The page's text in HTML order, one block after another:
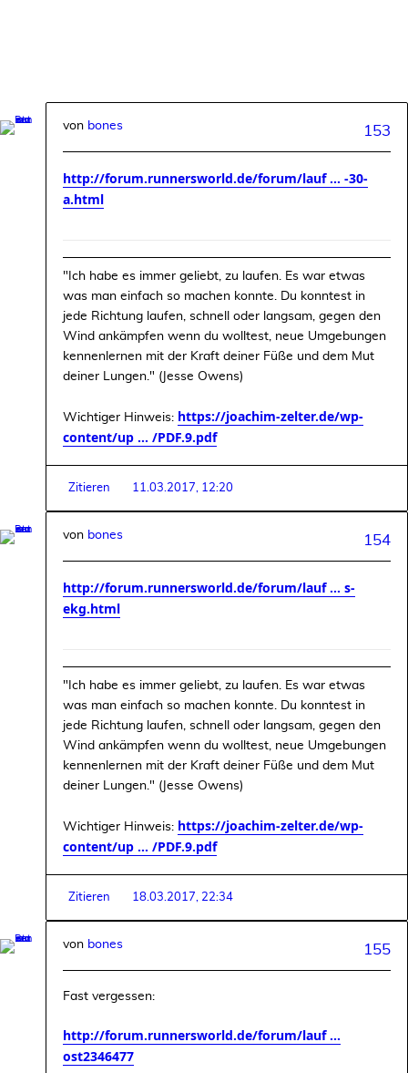
153
von bones
http://forum.runnersworld.de/forum/lauf ... -30-
a.html
"Ich habe es immer geliebt, zu laufen. Es war etwas
was man einfach so machen konnte. Du konntest in
jede Richtung laufen, schnell oder langsam, gegen den
Wind ankämpfen wenn du wolltest, neue Umgebungen
kennenlernen mit der Kraft deiner Füße und dem Mut
deiner Lungen." (Jesse Owens)
Wichtiger Hinweis: https://joachim-zelter.de/wp-
content/up ... /PDF.9.pdf
Zitieren 11.03.2017, 12:20
154
von bones
http://forum.runnersworld.de/forum/lauf ... s-
ekg.html
"Ich habe es immer geliebt, zu laufen. Es war etwas
was man einfach so machen konnte. Du konntest in
jede Richtung laufen, schnell oder langsam, gegen den
Wind ankämpfen wenn du wolltest, neue Umgebungen
kennenlernen mit der Kraft deiner Füße und dem Mut
deiner Lungen." (Jesse Owens)
Wichtiger Hinweis: https://joachim-zelter.de/wp-
content/up ... /PDF.9.pdf
Zitieren 18.03.2017, 22:34
155
von bones
Fast vergessen:
http://forum.runnersworld.de/forum/lauf ...
ost2346477